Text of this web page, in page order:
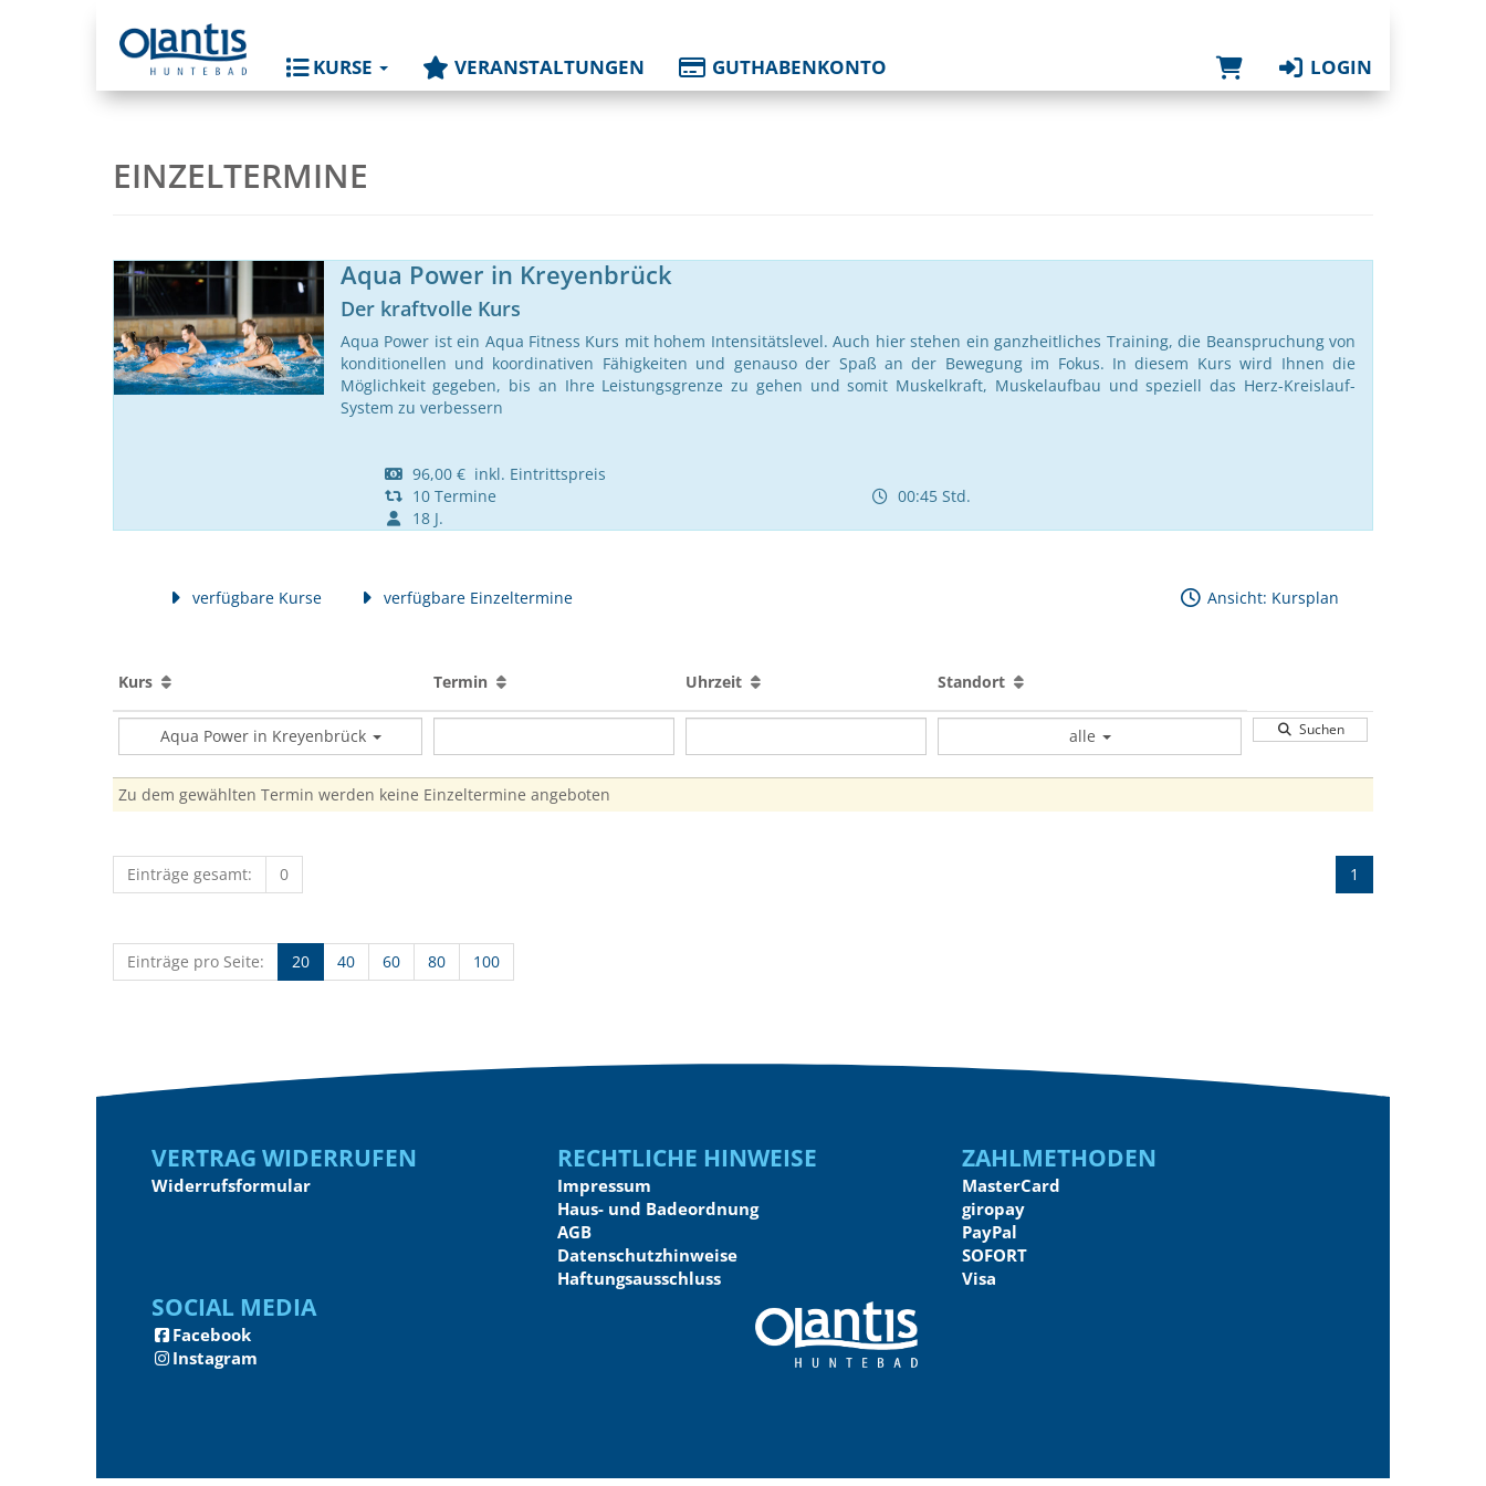
KURSE VERANSTALTUNGEN GUTHABENKONTO LOGIN
EINZELTERMINE
Aqua Power in Kreyenbrück
Der kraftvolle Kurs
Aqua Power ist ein Aqua Fitness Kurs mit hohem Intensitätslevel. Auch hier stehen ein ganzheitliches Training, die Beanspruchung von
konditionellen und koordinativen Fähigkeiten und genauso der Spaß an der Bewegung im Fokus. In diesem Kurs wird Ihnen die
Möglichkeit gegeben, bis an Ihre Leistungsgrenze zu gehen und somit Muskelkraft, Muskelaufbau und speziell das Herz-Kreislauf-
System zu verbessern
96,00 € inkl. Eintrittspreis
10 Termine
00:45 Std.
18 J.
verfügbare Kurse verfügbare Einzeltermine Ansicht: Kursplan
Kurs Termin Uhrzeit Standort
Aqua Power in Kreyenbrück alle Suchen
Zu dem gewählten Termin werden keine Einzeltermine angeboten
1
Einträge gesamt: 0
Einträge pro Seite: 20 40 60 80 100
Vertrag widerrufen
Widerrufsformular
Rechtliche Hinweise
Impressum
Haus- und Badeordnung
AGB
Datenschutzhinweise
Haftungsausschluss
Zahlmethoden
MasterCard
giropay
PayPal
SOFORT
Visa
Social Media
Facebook
Instagram